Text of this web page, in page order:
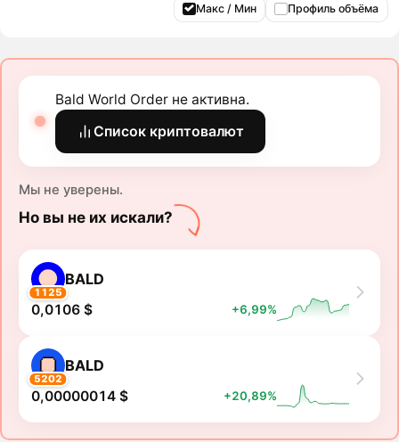
Макс / Мин Профиль объёма
Bald World Order не активна.
Список криптовалют
Мы не уверены.
Но вы не их искали?
1125
BALD
0,0106 $ +6,99%
5202
BALD
0,00000014 $ +20,89%